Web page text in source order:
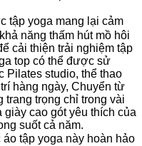
tập yoga mang lại cảm
năng thấm hút mồ hôi
cải thiện trải nghiệm tập
top có thể được sử
Pilates studio, thể thao
hàng ngày, Chuyển từ
trọng chỉ trong vài
giày cao gót yêu thích của
suốt cả năm.
áo tập yoga này hoàn hảo